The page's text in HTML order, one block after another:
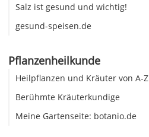
Salz ist gesund und wichtig!
gesund-speisen.de
Pflanzenheilkunde
Heilpflanzen und Kräuter von A-Z
Berühmte Kräuterkundige
Meine Gartenseite: botanio.de